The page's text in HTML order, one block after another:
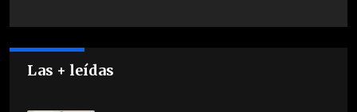
Las + leídas